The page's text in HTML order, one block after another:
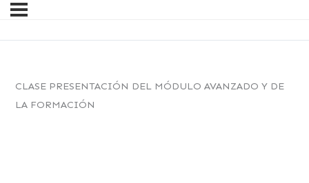
CLASE PRESENTACIÓN DEL MÓDULO AVANZADO Y DE
LA FORMACIÓN